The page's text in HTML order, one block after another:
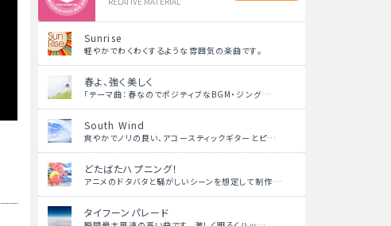
Sunrise
軽やかでわくわくするような雰囲気の楽曲です。
春よ、強く美しく
「テーマ曲：春なのでポジティブなBGM・ジング…
South Wind
爽やかでノリの良い、アコースティックギターとピ…
どたばたハプニング！
アニメのドタバタと騒がしいシーンを想定して制作…
タイフーンパレード